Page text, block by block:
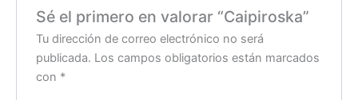
Sé el primero en valorar “Caipiroska”
Tu dirección de correo electrónico no será
publicada. Los campos obligatorios están marcados
con *